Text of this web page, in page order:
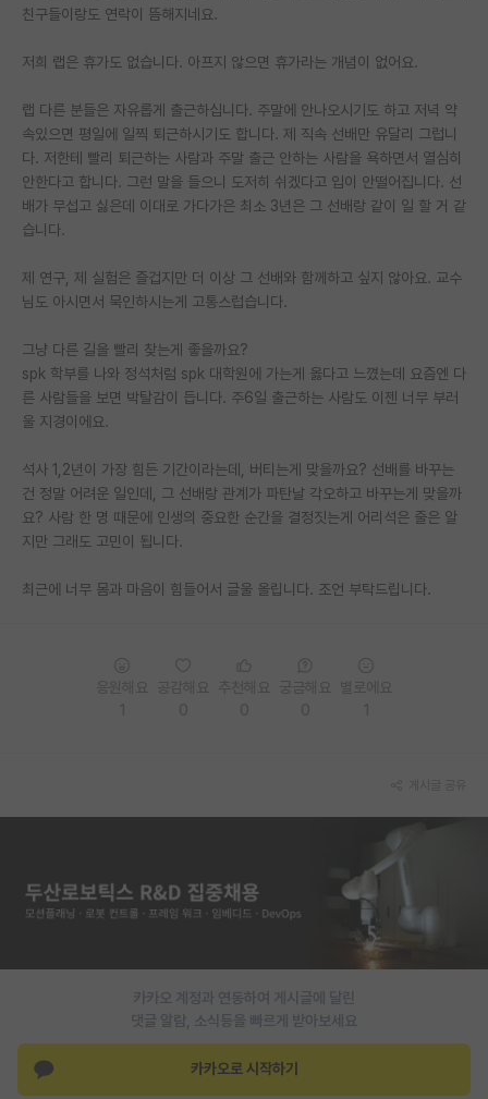
학부 인턴 게시판
취업 게시판
임용 후기 게시판
PI 전용 게시판
인문사회 계열 게시판
특수/전문대학원 게시판
반도체/AI 게시판
학술 정보 게시판
홍보 게시판
유학교육
이벤트
반도체 아카데미
친구들이랑도 연락이 뜸해지네요.
저희 랩은 휴가도 없습니다. 아프지 않으면 휴가라는 개념이 없어요.
랩 다른 분들은 자유롭게 출근하십니다. 주말에 안나오시기도 하고 저녁 약
속있으면 평일에 일찍 퇴근하시기도 합니다. 제 직속 선배만 유달리 그럽니
다. 저한테 빨리 퇴근하는 사람과 주말 출근 안하는 사람을 욕하면서 열심히
안한다고 합니다. 그런 말을 들으니 도저히 쉬겠다고 입이 안떨어집니다. 선
배가 무섭고 싫은데 이대로 가다가은 최소 3년은 그 선배랑 같이 일 할 거 같
습니다.
제 연구, 제 실험은 즐겁지만 더 이상 그 선배와 함께하고 싶지 않아요. 교수
님도 아시면서 묵인하시는게 고통스럽습니다.
그냥 다른 길을 빨리 찾는게 좋을까요?
spk 학부를 나와 정석처럼 spk 대학원에 가는게 옳다고 느꼈는데 요즘엔 다
른 사람들을 보면 박탈감이 듭니다. 주6일 출근하는 사람도 이젠 너무 부러
울 지경이에요.
석사 1,2년이 가장 힘든 기간이라는데, 버티는게 맞을까요? 선배를 바꾸는
건 정말 어려운 일인데, 그 선배랑 관계가 파탄날 각오하고 바꾸는게 맞을까
요? 사람 한 명 때문에 인생의 중요한 순간을 결정짓는게 어리석은 줄은 알
지만 그래도 고민이 됩니다.
최근에 너무 몸과 마음이 힘들어서 글울 올립니다. 조언 부탁드립니다.
카카오 계정과 연동하여 게시글에 달린
댓글 알람, 소식등을 빠르게 받아보세요
카카오로 시작하기